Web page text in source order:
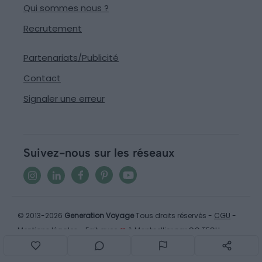
Qui sommes nous ?
Recrutement
Partenariats/Publicité
Contact
Signaler une erreur
Suivez-nous sur les réseaux
© 2013-2026 Generation VoyageTous droits réservés - CGU -
Mentions légales
- Fait avec ❤ à Montpellier par GC TECH
v2.32.4